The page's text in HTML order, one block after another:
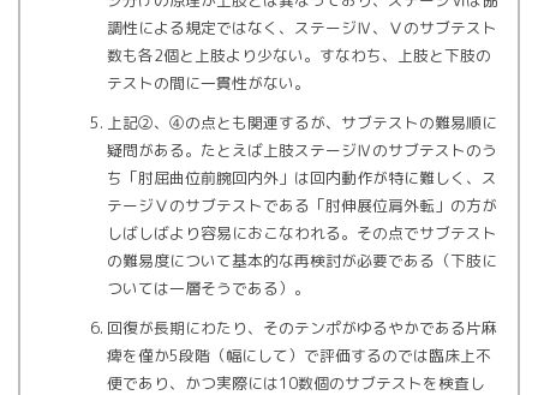
調性による規定ではなく、ステージⅣ、Ⅴのサブテスト
数も各2個と上肢より少ない。すなわち、上肢と下肢の
テストの間に一貫性がない。
上記②、④の点とも関連するが、サブテストの難易順に
疑問がある。たとえば上肢ステージⅣのサブテストのう
ち「肘屈曲位前腕回内外」は回内動作が特に難しく、ス
テージⅤのサブテストである「肘伸展位肩外転」の方が
しばしばより容易におこなわれる。その点でサブテスト
の難易度について基本的な再検討が必要である（下肢に
ついては一層そうである）。
回復が長期にわたり、そのテンポがゆるやかである片麻
痺を僅か5段階（幅にして）で評価するのでは臨床上不
便であり、かつ実際には10数個のサブテストを検査し